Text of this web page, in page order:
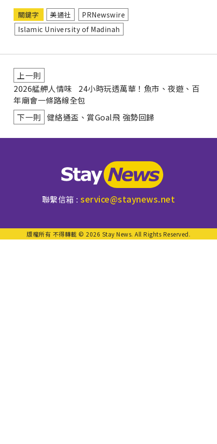
關鍵字 美通社
PRNewswire
Islamic University of Madinah
上一則
2026艋舺人情味 24小時玩透萬華！魚市、夜遊、百
年廟會一條路線全包
下一則 健絡通盃、賞Goal飛 強勢回歸
聯繫信箱 :service@staynews.net
版權所有 不得轉載 © 2026 Stay News. All Rights Reserved.